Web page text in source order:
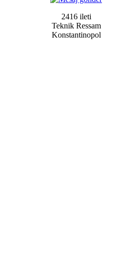
2416 ileti
Teknik Ressam
Konstantinopol